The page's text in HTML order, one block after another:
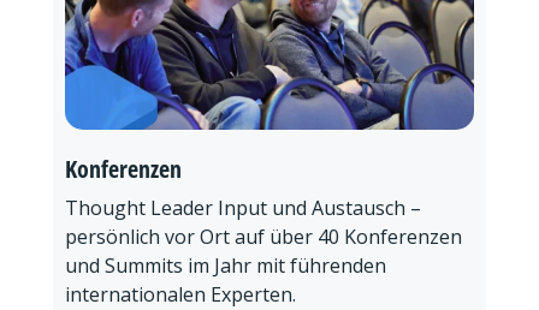
Konferenzen
Thought Leader Input und Austausch –
persönlich vor Ort auf über 40 Konferenzen
und Summits im Jahr mit führenden
internationalen Experten.